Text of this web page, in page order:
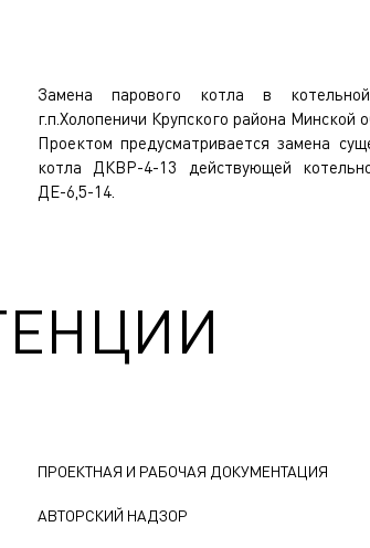
Замена парового котла в
г.п.Холопеничи Крупского района Минской
Проектом предусматривается замена
котла ДКВР-4-13 действующей
ДЕ-6,5-14.
ПРОЕКТНАЯ И РАБОЧАЯ ДОКУМЕНТАЦИЯ
АВТОРСКИЙ НАДЗОР